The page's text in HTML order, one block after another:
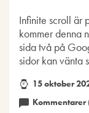
Infinite scroll är
kommer denna
sida två på
sidor kan vänta
15 oktober
Kommentarer